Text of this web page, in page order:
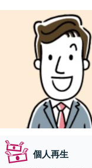
個人再生